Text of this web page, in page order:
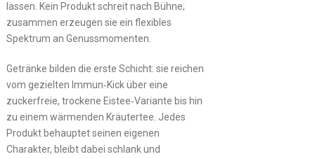
lassen. Kein Produkt schreit nach Bühne;
zusammen erzeugen sie ein flexibles
Spektrum an Genussmomenten.
Getränke bilden die erste Schicht: sie reichen
vom gezielten Immun‑Kick über eine
zuckerfreie, trockene Eistee‑Variante bis hin
zu einem wärmenden Kräutertee. Jedes
Produkt behauptet seinen eigenen
Charakter, bleibt dabei schlank und